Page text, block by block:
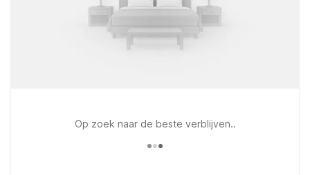
Op zoek naar de beste verblijven..